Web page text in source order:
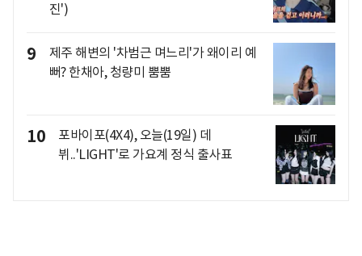
진')
9
제주 해변의 '차범근 며느리'가 왜이리 예
뻐? 한채아, 청량미 뿜뿜
10
포바이포(4X4), 오늘(19일) 데
뷔..'LIGHT'로 가요계 정식 출사표